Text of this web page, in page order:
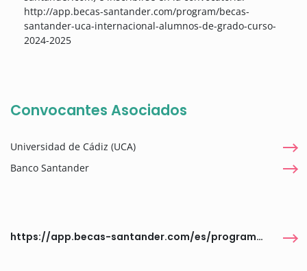
http://app.becas-santander.com/program/becas-
santander-uca-internacional-alumnos-de-grado-curso-
2024-2025
Convocantes Asociados
Universidad de Cádiz (UCA)
Banco Santander
https://app.becas-santander.com/es/program/becas-santander-uca-internacional-alumnos-de-grado-curso-2024-2025